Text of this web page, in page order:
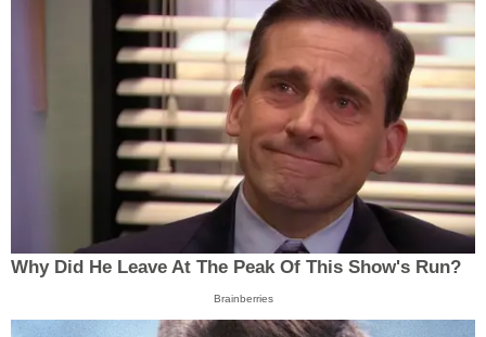
Why Did He Leave At The Peak Of This Show's Run?
Brainberries